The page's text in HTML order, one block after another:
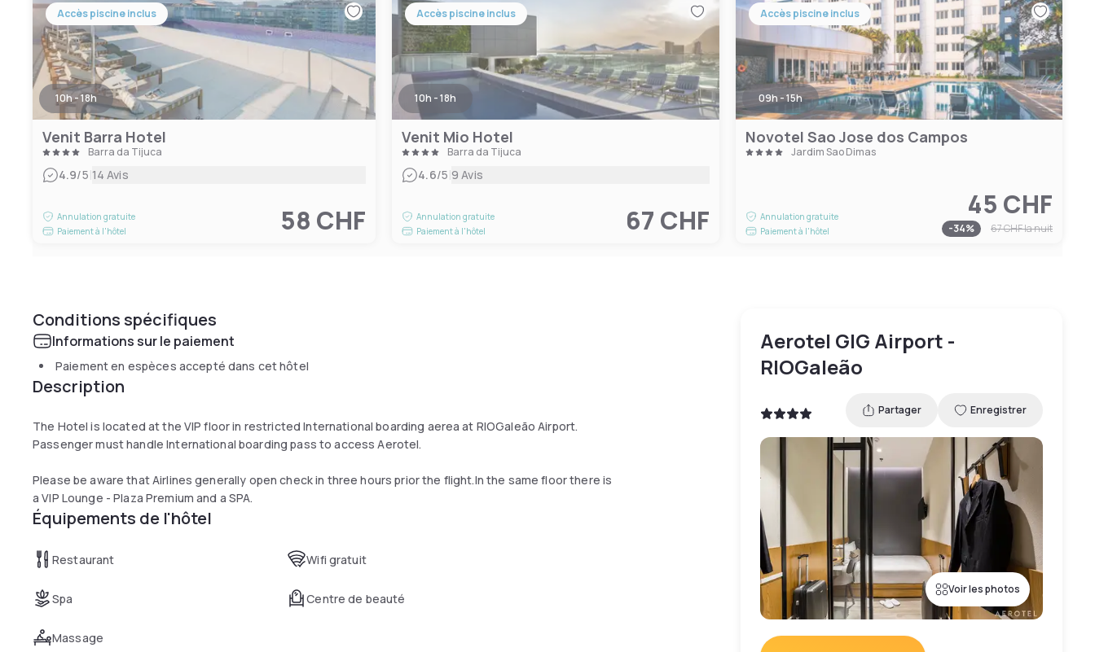
Accès piscine inclus
10h - 18h
Venit Barra Hotel
Barra da Tijuca
4.9/5|14 Avis
Annulation gratuite
Paiement à l'hôtel
58 CHF
Accès piscine inclus
10h - 18h
Venit Mio Hotel
Barra da Tijuca
4.6/5|9 Avis
Annulation gratuite
Paiement à l'hôtel
67 CHF
Accès piscine inclus
09h - 15h
Novotel Sao Jose dos Campos
Jardim Sao Dimas
Annulation gratuite
Paiement à l'hôtel
45 CHF
-34% 67 CHFla nuit
Conditions spécifiques
Informations sur le paiement
Paiement en espèces accepté dans cet hôtel
Description
The Hotel is located at the VIP floor in restricted International boarding aerea at RIOGaleão Airport.
Passenger must handle International boarding pass to access Aerotel.
Please be aware that Airlines generally open check in three hours prior the flight.In the same floor there is
a VIP Lounge - Plaza Premium and a SPA.
Équipements de l'hôtel
Restaurant Wifi gratuit
Spa Centre de beauté
Massage
Aerotel GIG Airport -
RIOGaleão
Partager Enregistrer
Voir les photos